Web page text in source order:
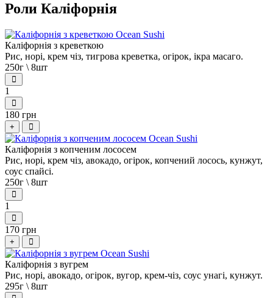
Роли Каліфорнія
Каліфорнія з креветкою
Рис, норі, крем чіз, тигрова креветка, огірок, ікра масаго.
250г \ 8шт
1
180 грн
+
Каліфорнія з копченим лососем
Рис, норі, крем чіз, авокадо, огірок, копчений лосось, кунжут,
соус спайсі.
250г \ 8шт
1
170 грн
+
Каліфорнія з вугрем
Рис, норі, авокадо, огірок, вугор, крем-чіз, соус унагі, кунжут.
295г \ 8шт